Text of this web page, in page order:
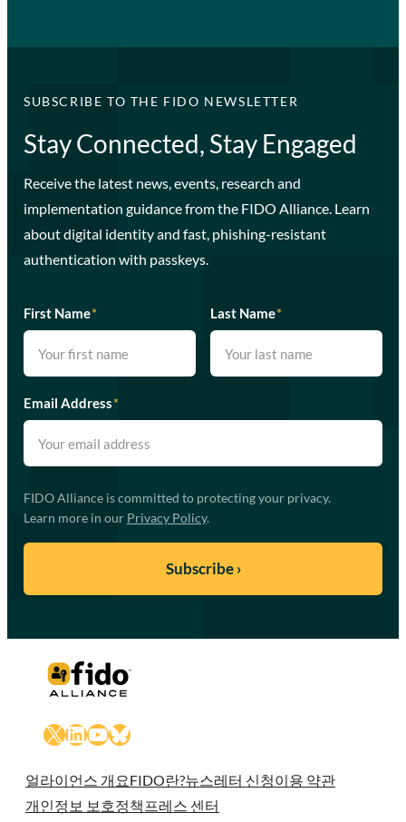
SUBSCRIBE TO THE FIDO NEWSLETTER
Stay Connected, Stay Engaged
Receive the latest news, events, research and
implementation guidance from the FIDO Alliance. Learn
about digital identity and fast, phishing-resistant
authentication with passkeys.
First Name* Last Name*
Email Address*
FIDO Alliance is committed to protecting your privacy.
Learn more in our Privacy Policy.
X LinkedIn
YouTube
Bluesky
얼라이언스 개요FIDO란?뉴스레터 신청이용 약관
개인정보 보호정책 프레스 센터